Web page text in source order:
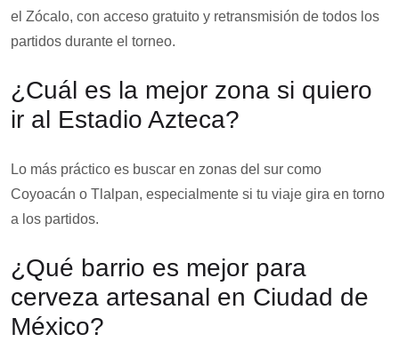
el Zócalo, con acceso gratuito y retransmisión de todos los
partidos durante el torneo.
¿Cuál es la mejor zona si quiero
ir al Estadio Azteca?
Lo más práctico es buscar en zonas del sur como
Coyoacán o Tlalpan, especialmente si tu viaje gira en torno
a los partidos.
¿Qué barrio es mejor para
cerveza artesanal en Ciudad de
México?